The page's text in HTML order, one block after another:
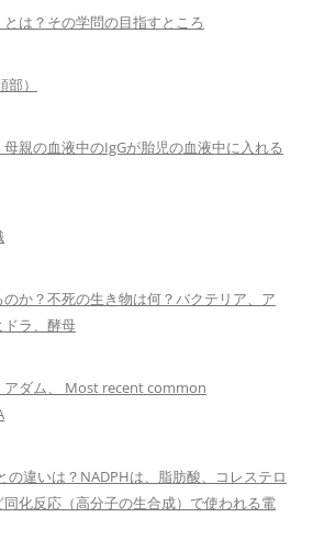
は？その学問の目指すところ
）
親の血液中のIgGが胎児の血液中に入れる
か？不死の生き物は何？バクテリア、ア
ドラ、酵母
アダム、 Most recent common
の違いは？NADPHは、脂肪酸、コレステロ
化反応（高分子の生合成）で使われる電